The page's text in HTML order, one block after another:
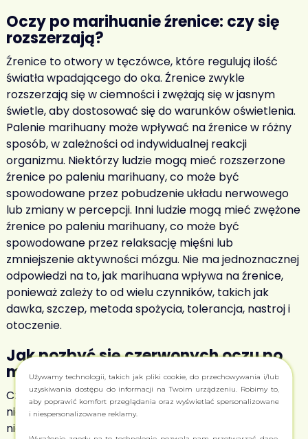
Oczy po marihuanie źrenice: czy się
rozszerzają?
Źrenice to otwory w tęczówce, które regulują ilość
światła wpadającego do oka. Źrenice zwykle
rozszerzają się w ciemności i zwężają się w jasnym
świetle, aby dostosować się do warunków oświetlenia.
Palenie marihuany może wpływać na źrenice w różny
sposób, w zależności od indywidualnej reakcji
organizmu. Niektórzy ludzie mogą mieć rozszerzone
źrenice po paleniu marihuany, co może być
spowodowane przez pobudzenie układu nerwowego
lub zmiany w percepcji. Inni ludzie mogą mieć zwężone
źrenice po paleniu marihuany, co może być
spowodowane przez relaksację mięśni lub
zmniejszenie aktywności mózgu. Nie ma jednoznacznej
odpowiedzi na to, jak marihuana wpływa na źrenice,
ponieważ zależy to od wielu czynników, takich jak
dawka, szczep, metoda spożycia, tolerancja, nastroj i
otoczenie.
Jak pozbyć się czerwonych oczu po
marihuanie?
Czerwone oczy po paleniu marihuanynie są
niebezpieczne dla zdrowia, ale mogą być
nieestetyczne lub niekomfortowe. Istnieje kilka
Używamy technologii, takich jak pliki cookie, do przechowywania i/lub
uzyskiwania dostępu do informacji na Twoim urządzeniu. Robimy to,
aby poprawić komfort przeglądania oraz wyświetlać spersonalizowane
i niespersonalizowane reklamy.